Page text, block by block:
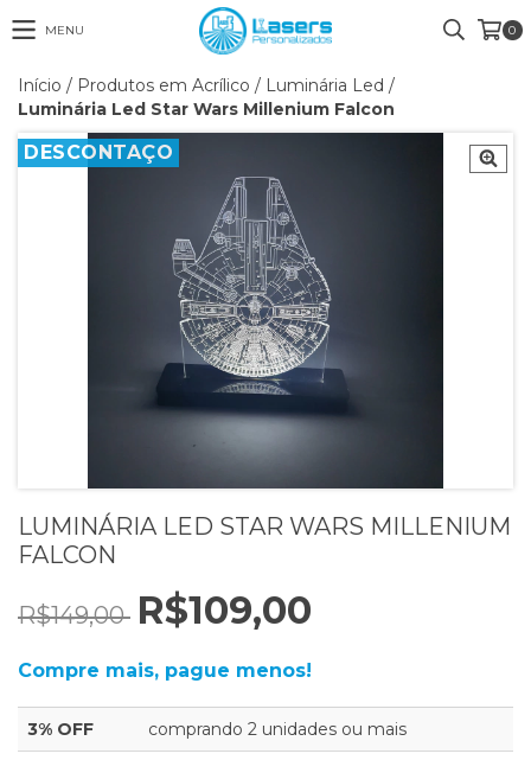
MENU 0
Início / Produtos em Acrílico / Luminária Led /
Luminária Led Star Wars Millenium Falcon
DESCONTAÇO
LUMINÁRIA LED STAR WARS MILLENIUM
FALCON
R$149,00 R$109,00
Compre mais, pague menos!
3% OFF comprando 2 unidades ou mais